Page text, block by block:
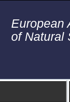
European
of Natural